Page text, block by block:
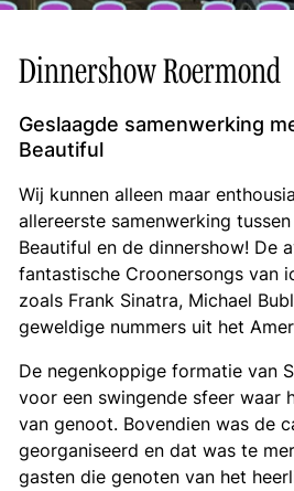
Nieuws
Contact
Dinnershow Roermond
Geslaagde samenwerking
Beautiful
Wij kunnen alleen maar
allereerste samenwerking
Beautiful en de dinnershow! De
fantastische Croonersongs van
zoals Frank Sinatra, Michael
geweldige nummers uit het
De negenkoppige formatie van
voor een swingende sfeer waar
van genoot. Bovendien was de
georganiseerd en dat was te
gasten die genoten van het